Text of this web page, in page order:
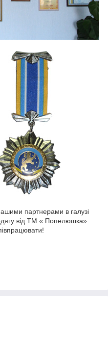
партнерами в галузі
від ТМ « Попелюшка»